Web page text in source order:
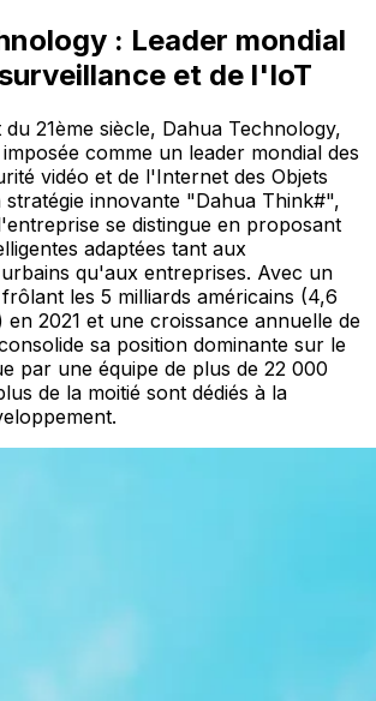
: Leader mondial
et de l'IoT
21ème siècle, Dahua Technology,
comme un leader mondial des
vidéo et de l'Internet des Objets
stratégie innovante "Dahua Think#",
se distingue en proposant
adaptées tant aux
qu'aux entreprises. Avec un
les 5 milliards américains (4,6
en 2021 et une croissance annuelle de
sa position dominante sur le
par une équipe de plus de 22 000
de la moitié sont dédiés à la